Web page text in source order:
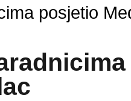
posjetio